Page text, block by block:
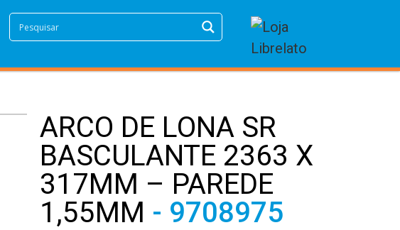
ARCO DE LONA SR
BASCULANTE 2363 X
317MM – PAREDE
1,55MM - 9708975